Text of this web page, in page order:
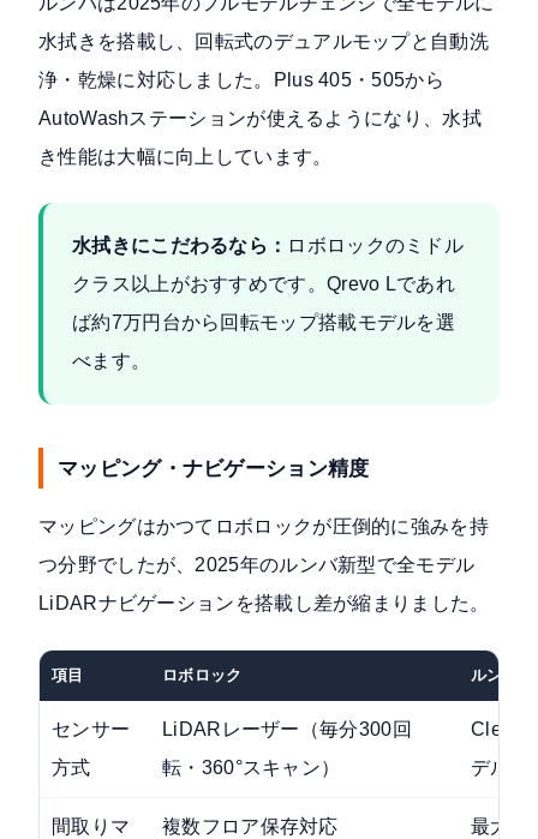
水拭きを搭載し、回転式のデュアルモップと自動洗
浄・乾燥に対応しました。Plus 405・505から
AutoWashステーションが使えるようになり、水拭
き性能は大幅に向上しています。
水拭きにこだわるなら： ロボロックのミドル
クラス以上がおすすめです。Qrevo Lであれ
ば約7万円台から回転モップ搭載モデルを選
べます。
マッピング・ナビゲーション精度
マッピングはかつてロボロックが圧倒的に強みを持
つ分野でしたが、2025年のルンバ新型で全モデル
LiDARナビゲーションを搭載し差が縮まりました。
項目 ロボロック ルンバ
センサー
方式
LiDARレーザー（毎分300回
転・360°スキャン）
デル搭
間取りマ
複数フロア保存対応
最大3